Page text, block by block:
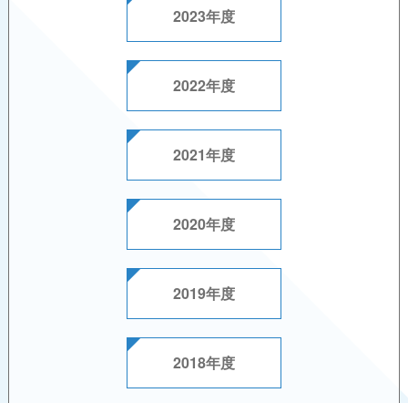
2023年度
2022年度
2021年度
2020年度
2019年度
2018年度